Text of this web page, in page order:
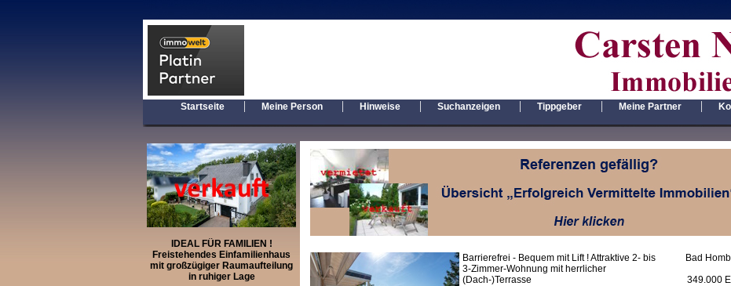
Startseite | Meine Person | Hinweise | Suchanzeigen | Tippgeber | Meine Partner |
Barrierefrei - Bequem mit Lift ! Attraktive 2- bis
3-Zimmer-Wohnung mit herrlicher
(Dach-)Terrasse
Bad
349.000
IDEAL FÜR FAMILIEN !
Freistehendes Einfamilienhaus
mit großzügiger Raumaufteilung
in ruhiger Lage